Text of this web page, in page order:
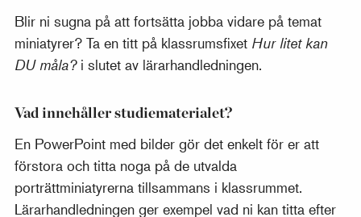
Blir ni sugna på att fortsätta jobba vidare på temat
miniatyrer? Ta en titt på klassrumsfixet Hur litet kan
DU måla?i slutet av lärarhandledningen.
Vad innehåller studiematerialet?
En PowerPoint med bilder gör det enkelt för er att
förstora och titta noga på de utvalda
porträttminiatyrerna tillsammans i klassrummet.
Lärarhandledningen ger exempel vad ni kan titta efter